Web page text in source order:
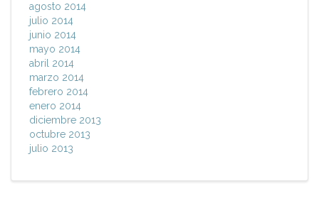
agosto 2014
julio 2014
junio 2014
mayo 2014
abril 2014
marzo 2014
febrero 2014
enero 2014
diciembre 2013
octubre 2013
julio 2013